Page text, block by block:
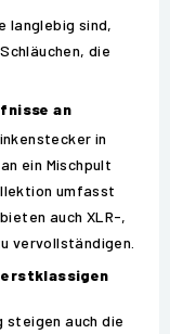
langlebig sind,
die
an
in
ein Mischpult
umfasst
auch XLR-,
vervollständigen.
erstklassigen
steigen auch die